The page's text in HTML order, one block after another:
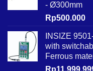
- Ø300mm
Rp500.000
INSIZE
with
Ferrous